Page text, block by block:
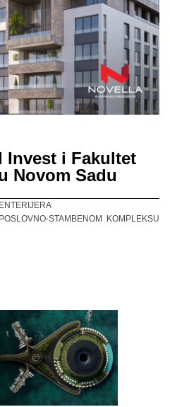
Invest i Fakultet
Novom Sadu
STAMBENOM KOMPLEKSU